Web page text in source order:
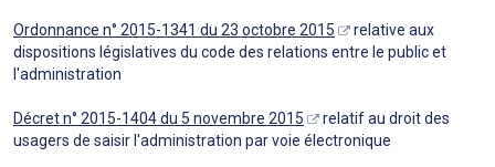
Ordonnance n° 2015-1341 du 23 octobre 2015
relative aux
dispositions législatives du code des relations entre le public et
l'administration
Décret n° 2015-1404 du 5 novembre 2015
relatif au droit des
usagers de saisir l'administration par voie électronique